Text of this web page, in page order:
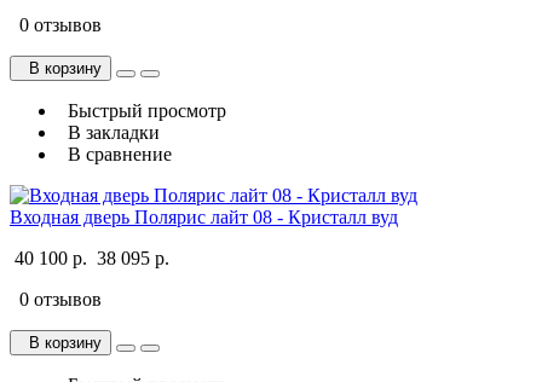
0 отзывов
В корзину
Быстрый просмотр
В закладки
В сравнение
Входная дверь Полярис лайт 08 - Кристалл вуд
40 100 р. 38 095 р.
0 отзывов
В корзину